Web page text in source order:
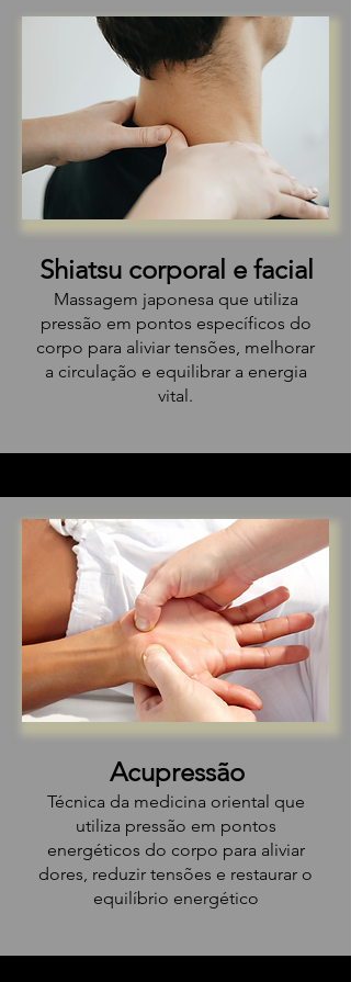
Shiatsu corporal e facial
Massagem japonesa que utiliza
pressão em pontos específicos do
corpo para aliviar tensões, melhorar
a circulação e equilibrar a energia
vital.
Acupressão
Técnica da medicina oriental que
utiliza pressão em pontos
energéticos do corpo para aliviar
dores, reduzir tensões e restaurar o
equilíbrio energético